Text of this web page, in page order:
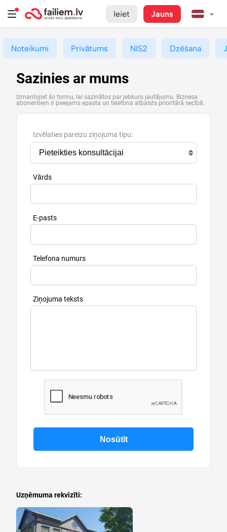
Ieiet Jauns
Noteikumi Privātums NIS2 Dzēšana
Sazinies ar mums
Izmantojiet šo formu, lai sazinātos par jebkuru jautājumu. Biznesa
abonentiem ir pieejams epasta un telefona atbalsts prioritārā secībā.
Izvēlaties pareizu ziņojuma tipu:
Vārds
E-pasts
Telefona numurs
Ziņojuma teksts
Uzņēmuma rekvizīti: